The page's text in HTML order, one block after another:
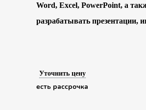
Word, Excel, PowerPoint, а
разрабатывать презентации,
Уточнить цену
есть рассрочка